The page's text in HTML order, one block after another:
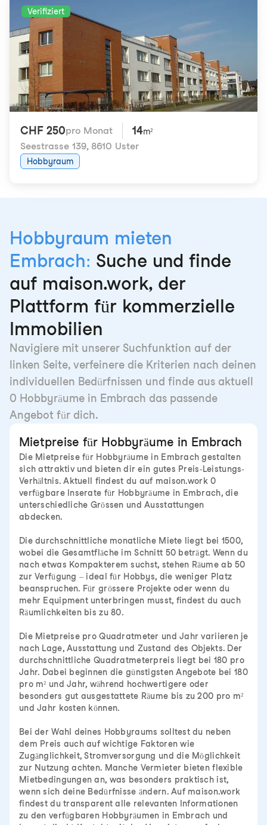
Verifiziert
CHF 250pro Monat 14m²
Seestrasse 139, 8610 Uster
Hobbyraum
Hobbyraum mieten
Embrach: Suche und finde
auf maison.work, der
Plattform für kommerzielle
Immobilien
Navigiere mit unserer Suchfunktion auf der
linken Seite, verfeinere die Kriterien nach deinen
individuellen Bedürfnissen und finde aus aktuell
0 Hobbyräume in Embrach das passende
Angebot für dich.
Mietpreise für Hobbyräume in Embrach
Die Mietpreise für Hobbyräume in Embrach gestalten
sich attraktiv und bieten dir ein gutes Preis-Leistungs-
Verhältnis. Aktuell findest du auf maison.work 0
verfügbare Inserate für Hobbyräume in Embrach, die
unterschiedliche Grössen und Ausstattungen
abdecken.
Die durchschnittliche monatliche Miete liegt bei 1500,
wobei die Gesamtfläche im Schnitt 50 beträgt. Wenn du
nach etwas Kompakterem suchst, stehen Räume ab 50
zur Verfügung – ideal für Hobbys, die weniger Platz
beanspruchen. Für grössere Projekte oder wenn du
mehr Equipment unterbringen musst, findest du auch
Räumlichkeiten bis zu 80.
Die Mietpreise pro Quadratmeter und Jahr variieren je
nach Lage, Ausstattung und Zustand des Objekts. Der
durchschnittliche Quadratmeterpreis liegt bei 180 pro
Jahr. Dabei beginnen die günstigsten Angebote bei 180
pro m² und Jahr, während hochwertigere oder
besonders gut ausgestattete Räume bis zu 200 pro m²
und Jahr kosten können.
Bei der Wahl deines Hobbyraums solltest du neben
dem Preis auch auf wichtige Faktoren wie
Zugänglichkeit, Stromversorgung und die Möglichkeit
zur Nutzung achten. Manche Vermieter bieten flexible
Mietbedingungen an, was besonders praktisch ist,
wenn sich deine Bedürfnisse ändern. Auf maison.work
findest du transparent alle relevanten Informationen
zu den verfügbaren Hobbyräumen in Embrach und